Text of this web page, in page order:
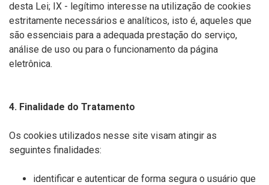
desta Lei; IX - legítimo interesse na utilização de cookies
estritamente necessários e analíticos, isto é, aqueles que
são essenciais para a adequada prestação do serviço,
análise de uso ou para o funcionamento da página
eletrônica.
4. Finalidade do Tratamento
Os cookies utilizados nesse site visam atingir as
seguintes finalidades:
identificar e autenticar de forma segura o usuário que